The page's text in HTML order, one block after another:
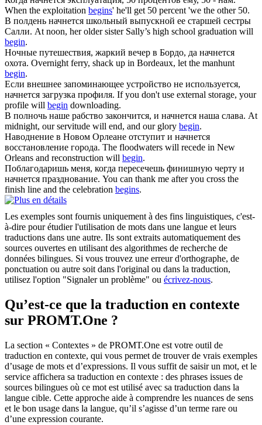
When the exploitation begins' he'll get 50 percent 'we the other 50.
В полдень начнется школьный выпускной ее старшей сестры
Салли. At noon, her older sister Sally’s high school graduation will
begin.
Ночные путешествия, жаркий вечер в Бордо, да начнется
охота. Overnight ferry, shack up in Bordeaux, let the manhunt
begin.
Если внешнее запоминающее устройство не используется,
начнется загрузка профиля. If you don't use external storage, your
profile will begin downloading.
В полночь наше рабство закончится, и начнется наша слава. At
midnight, our servitude will end, and our glory begin.
Наводнение в Новом Орлеане отступит и начнется
восстановление города. The floodwaters will recede in New
Orleans and reconstruction will begin.
Поблагодаришь меня, когда пересечешь финишную черту и
начнется празднование. You can thank me after you cross the
finish line and the celebration begins.
Les exemples sont fournis uniquement à des fins linguistiques, c'est-
à-dire pour étudier l'utilisation de mots dans une langue et leurs
traductions dans une autre. Ils sont extraits automatiquement des
sources ouvertes en utilisant des algorithmes de recherche de
données bilingues. Si vous trouvez une erreur d'orthographe, de
ponctuation ou autre soit dans l'original ou dans la traduction,
utilisez l'option "Signaler un problème" ou écrivez-nous.
Qu’est-ce que la traduction en contexte
sur PROMT.One ?
La section « Contextes » de PROMT.One est votre outil de
traduction en contexte, qui vous permet de trouver de vrais exemples
d’usage de mots et d’expressions. Il vous suffit de saisir un mot, et le
service affichera sa traduction en contexte : des phrases issues de
sources bilingues où ce mot est utilisé avec sa traduction dans la
langue cible. Cette approche aide à comprendre les nuances de sens
et le bon usage dans la langue, qu’il s’agisse d’un terme rare ou
d’une expression courante.